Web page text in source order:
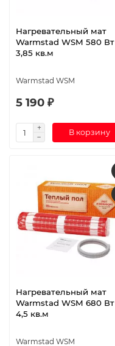
Нагревательный мат
Warmstad WSM 580 Вт
3,85 кв.м
Warmstad WSM
5 190 ₽
В корзину
Нагревательный мат
Warmstad WSM 680 Вт
4,5 кв.м
Warmstad WSM